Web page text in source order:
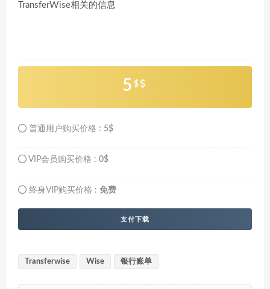
TransferWise相关的信息
5 $
普通用户购买价格 : 5$
VIP会员购买价格 : 0$
终身VIP购买价格 : 免费
支付下载
Transferwise Wise 银行账单